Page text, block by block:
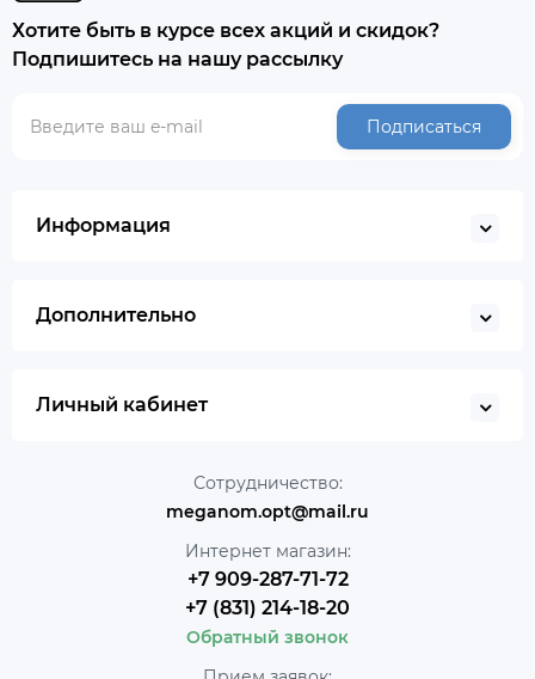
Хотите быть в курсе всех акций и скидок?
Подпишитесь на нашу рассылку
Подписаться
Информация
Дополнительно
Личный кабинет
Сотрудничество:
meganom.opt@mail.ru
Интернет магазин:
+7 909-287-71-72
+7 (831) 214-18-20
Обратный звонок